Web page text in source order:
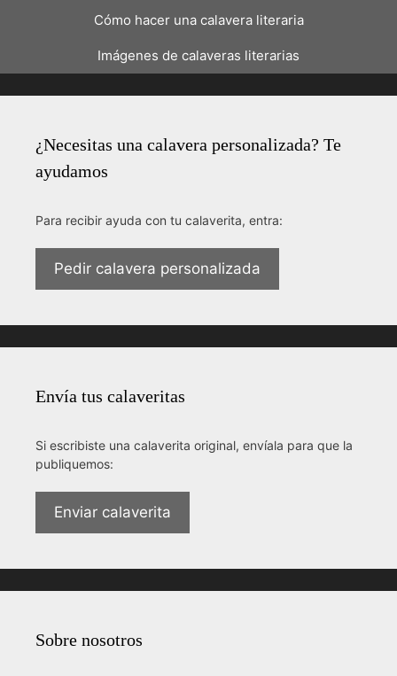
Cómo hacer una calavera literaria
Imágenes de calaveras literarias
¿Necesitas una calavera personalizada? Te
ayudamos
Para recibir ayuda con tu calaverita, entra:
Pedir calavera personalizada
Envía tus calaveritas
Si escribiste una calaverita original, envíala para que la
publiquemos:
Enviar calaverita
Sobre nosotros